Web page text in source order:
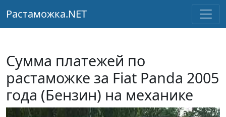
Растаможка.NET
Сумма платежей по
растаможке за Fiat Panda 2005
года (Бензин) на механике